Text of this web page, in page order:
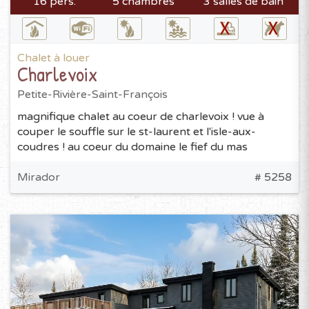
Chalet à louer
Charlevoix
Petite-Rivière-Saint-François
magnifique chalet au coeur de charlevoix ! vue à
couper le souffle sur le st-laurent et l'isle-aux-
coudres ! au coeur du domaine le fief du mas
Mirador # 5258